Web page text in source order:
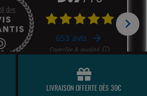
LIVRAISON OFFERTE DÈS 30€